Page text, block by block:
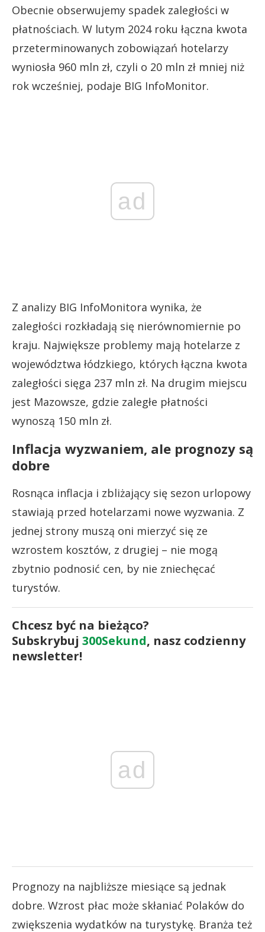
Obecnie obserwujemy spadek zaległości w
płatnościach. W lutym 2024 roku łączna kwota
przeterminowanych zobowiązań hotelarzy
wyniosła 960 mln zł, czyli o 20 mln zł mniej niż
rok wcześniej, podaje BIG InfoMonitor.
ad
Z analizy BIG InfoMonitora wynika, że
zaległości rozkładają się nierównomiernie po
kraju. Największe problemy mają hotelarze z
województwa łódzkiego, których łączna kwota
zaległości sięga 237 mln zł. Na drugim miejscu
jest Mazowsze, gdzie zaległe płatności
wynoszą 150 mln zł.
Inflacja wyzwaniem, ale prognozy są
dobre
Rosnąca inflacja i zbliżający się sezon urlopowy
stawiają przed hotelarzami nowe wyzwania. Z
jednej strony muszą oni mierzyć się ze
wzrostem kosztów, z drugiej – nie mogą
zbytnio podnosić cen, by nie zniechęcać
turystów.
Chcesz być na bieżąco?
Subskrybuj 300Sekund, nasz codzienny
newsletter!
ad
Prognozy na najbliższe miesiące są jednak
dobre. Wzrost płac może skłaniać Polaków do
zwiększenia wydatków na turystykę. Branża też